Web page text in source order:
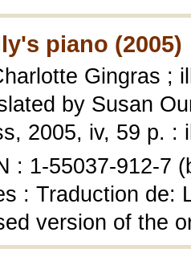
piano (2005)
Gingras ;
by Susan
2005, iv, 59 p. :
: 1-55037-912-7
: Traduction de:
version of the